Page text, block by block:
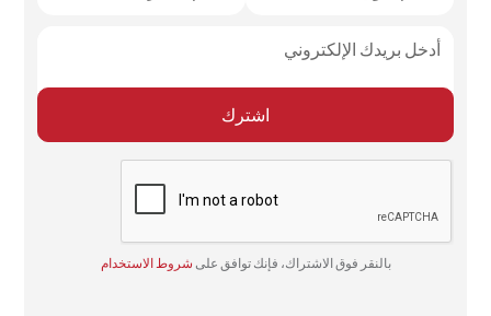
بالنقر فوق الاشتراك، فإنك توافق علىشروط الاستخدام